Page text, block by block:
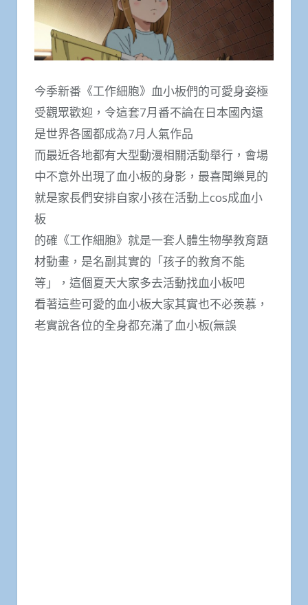
今季新番《工作細胞》血小板們的可愛身姿極
受觀眾歡迎，令這套7月番不論在日本國內還
是世界各國都成為7月人氣作品
而最近各地都有大型動漫相關活動舉行，會場
中不意外出現了血小板的身影，最喜聞樂見的
就是家長們安排自家小孩在活動上cos成血小
板
的確《工作細胞》就是一套人體生物學教育題
材動畫，是名副其實的「孩子的教育不能
等」，這個夏天大家多去活動找血小板吧
看著這些可愛的血小板大家其實也不必羨慕，
老實說各位的全身都充滿了血小板(無誤